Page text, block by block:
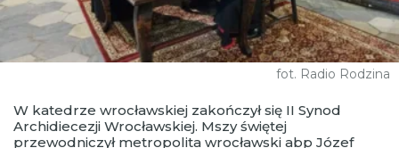
fot. Radio Rodzina
W katedrze wrocławskiej zakończył się II Synod
Archidiecezji Wrocławskiej. Mszy świętej
przewodniczył metropolita wrocławski abp Józef